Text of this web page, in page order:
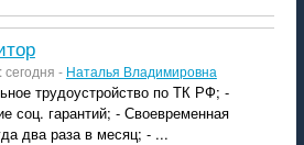
- Наталья Владимировна
трудоустройство по ТК РФ; -
соц. гарантий; - Своевременная
два раза в месяц; - ...